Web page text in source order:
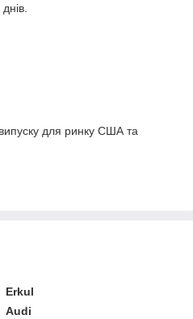
для ринку США та
Erkul
Audi